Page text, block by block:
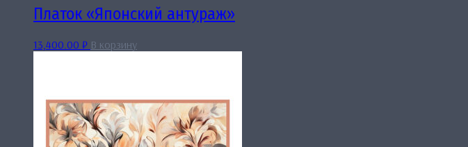
Платок «Японский антураж»
13,400.00 ₽ В корзину